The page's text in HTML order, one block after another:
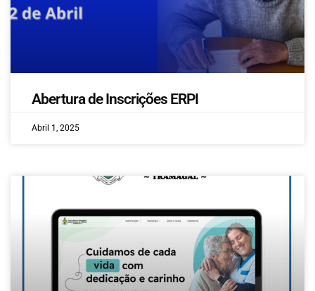
Abertura de Inscrições ERPI
Abril 1, 2025